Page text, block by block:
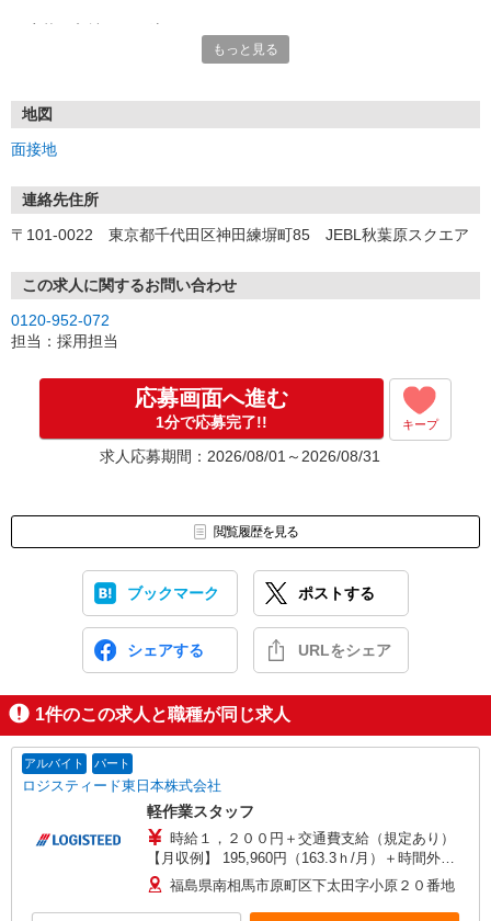
*来社面接またはオンライン面接が可能です。
（応募情報不足の場合は、履歴書・職務経歴書を頂くケースがあ
▼内定（面接後、最短翌営業日）
*当社より内定通知をお送りします。
*内定にご承諾いただけましたら、採用決定となります。
*当社の正社員としてご入社いただきます。
*辞令の授与、オリエンテーションをお受けいただきます。
▼配属先の決定（★）
*当社が配属先を決定します。
▼就業開始
*配属先にて、当社の派遣スタッフとしてご就業いただきます。
★入社前に配属先が決定する場合もございます。
いずれの場合も、入社された時点で給与が発生します。（当社規
株式会社テクノ・サービス 福島営業所
〒963-8002 福島県郡山市駅前2-10-15 三共郡山ビル北館4階
もっと見る
地図
面接地
連絡先住所
〒101-0022 東京都千代田区神田練塀町85 JEBL秋葉原スクエア
この求人に関するお問い合わせ
0120-952-072
担当：採用担当
応募画面へ進む
1分で応募完了!! キープ
求人応募期間：2026/08/01～2026/08/31
閲覧履歴を見る
ブックマーク ポストする
シェアする URLをシェア
1件のこの求人と職種が同じ求人
アルバイト パート
ロジスティード東日本株式会社
軽作業スタッフ
時給１，２００円＋交通費支給（規定あり）
【月収例】 195,960円（163.3ｈ/月）＋時間外
15,600円＝211,560円＋交通費(規定あり) ※8時間
勤務/日・時間外10時間で算出
福島県南相馬市原町区下太田字小原２０番地